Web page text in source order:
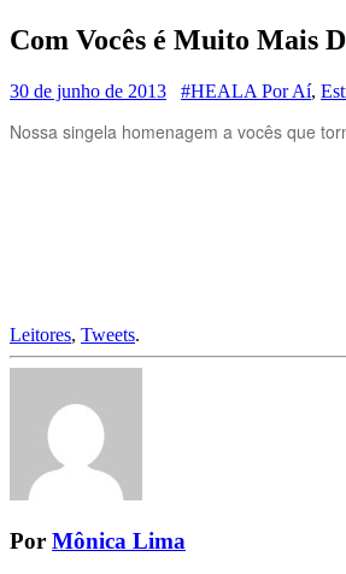
Com Vocês é Muito Mais
30 de junho de 2013 #HEALA Por Aí,
Nossa singela homenagem a vocês que
Leitores, Tweets.
Por Mônica Lima